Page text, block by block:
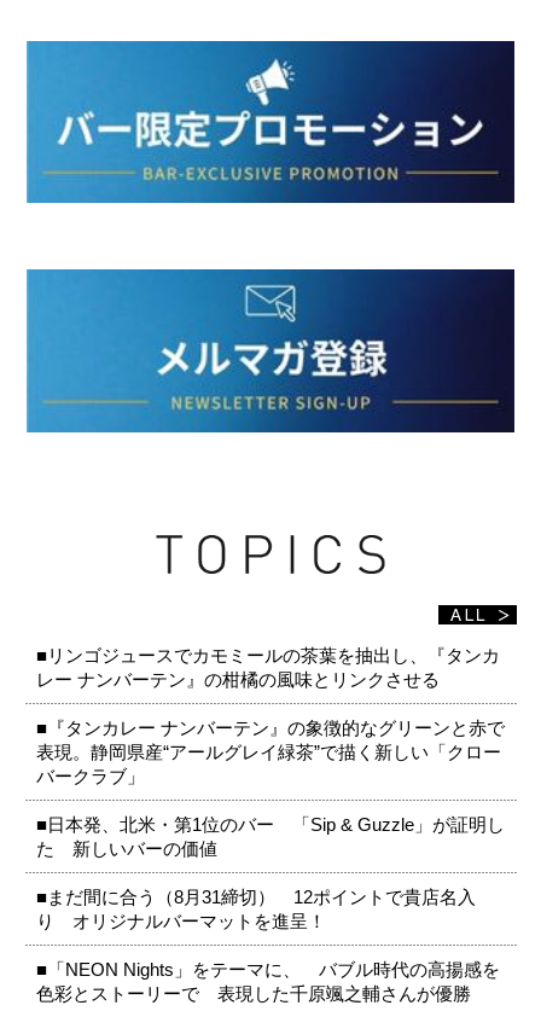
■リンゴジュースでカモミールの茶葉を抽出し、『タンカ
レー ナンバーテン』の柑橘の風味とリンクさせる
■『タンカレー ナンバーテン』の象徴的なグリーンと赤で
表現。静岡県産“アールグレイ緑茶”で描く新しい「クロー
バークラブ」
■日本発、北米・第1位のバー 「Sip & Guzzle」が証明し
た 新しいバーの価値
■まだ間に合う（8月31締切） 12ポイントで貴店名入
り オリジナルバーマットを進呈！
■「NEON Nights」をテーマに、 バブル時代の高揚感を
色彩とストーリーで 表現した千原颯之輔さんが優勝